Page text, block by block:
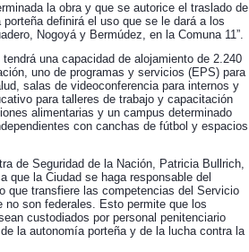
la obra y que se autorice el traslado de
definirá el uso que se le dará a los
Nogoyá y Bermúdez, en la Comuna 11”.
una capacidad de alojamiento de 2.240
uno de programas y servicios (EPS) para
salas de videoconferencia para internos y
para talleres de trabajo y capacitación
alimentarias y un campus determinado
con canchas de fútbol y espacios
de Seguridad de la Nación, Patricia Bullrich,
que la Ciudad se haga responsable del
que transfiere las competencias del Servicio
no son federales. Esto permite que los
custodiados por personal penitenciario
la autonomía porteña y de la lucha contra la